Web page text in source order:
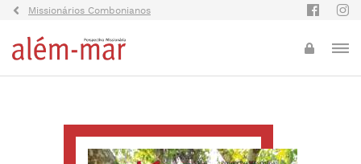
Missionários Combonianos